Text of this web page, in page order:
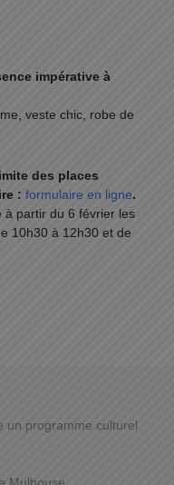
impérative à
veste chic, robe de
des places
: formulaire en ligne.
à partir du 6 février les
10h30 à 12h30 et de
un programme culturel